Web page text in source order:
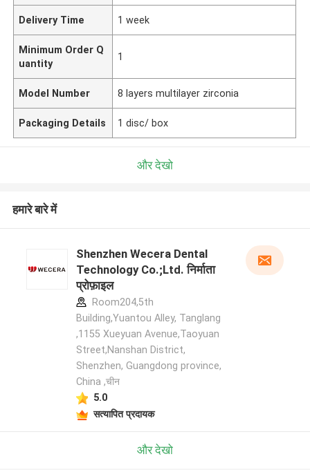
Delivery Time 1 week
Minimum Order Q
uantity
1
Model Number 8 layers multilayer zirconia
Packaging Details 1 disc/ box
और देखो
हमारे बारे में
Shenzhen Wecera Dental
Technology Co.;Ltd. निर्माता
प्रोफ़ाइल
Room204,5th
Building,Yuantou Alley, Tanglang
,1155 Xueyuan Avenue,Taoyuan
Street,Nanshan District,
Shenzhen, Guangdong province,
China ,चीन
5.0
सत्यापित प्रदायक
और देखो